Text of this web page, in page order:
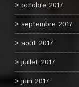
octobre 2017
septembre 2017
août 2017
juillet 2017
juin 2017